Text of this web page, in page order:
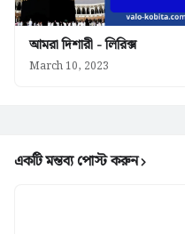
আমরা দিশারী - লিরিক্স
March 10, 2023
একটি মন্তব্য পোস্ট করুন